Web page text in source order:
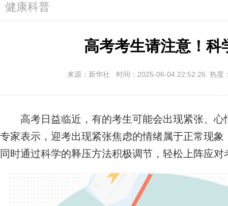
健康科普
高考考生请注意！科
来源：新华社 时间：2025-06-04 22:52:26 热度
高考日益临近，有的考生可能会出现紧张、心
专家表示，迎考出现紧张焦虑的情绪属于正常现
同时通过科学的释压方法积极调节，轻松上阵应对